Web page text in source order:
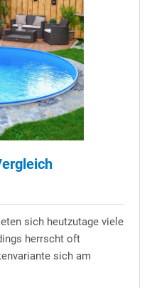
sich heutzutage viele
herrscht oft
sich am